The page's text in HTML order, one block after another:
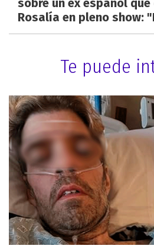
sobre un ex español
Rosalía en pleno show:
Te puede